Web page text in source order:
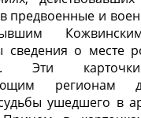
предвоенные и
сведения о месте
Эти
регионам
ушедшего в